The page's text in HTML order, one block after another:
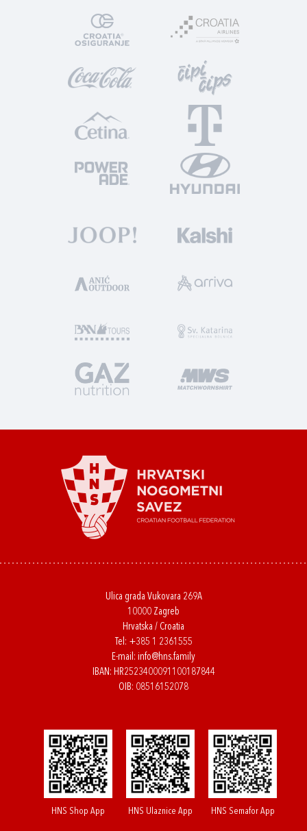
Ulica grada Vukovara 269A
10000 Zagreb
Hrvatska / Croatia
Tel: +385 1 2361555
E-mail: info@hns.family
IBAN: HR2523400091100187844
OIB: 08516152078
HNS Shop App HNS Ulaznice App HNS Semafor App